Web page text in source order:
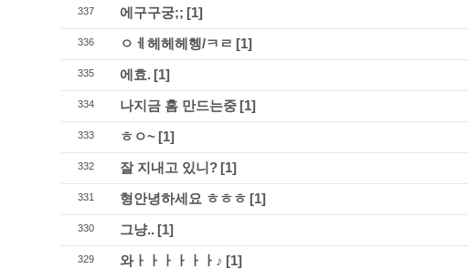
337 에구구궁;; [1]
336 ㅇㅔ헤헤헤헹/ㅋㄹ [1]
335 에효.[1]
334 나지금 홈 만드는중[1]
333 ㅎㅇ~[1]
332 잘 지내고 있니?[1]
331 형안녕하세요 ㅎㅎㅎ [1]
330 그냥..[1]
329 와ㅏㅏㅏㅏㅏㅏ♪ [1]